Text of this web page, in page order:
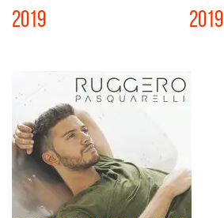
2019 2019